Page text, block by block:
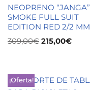
NEOPRENO “JANGA”
SMOKE FULL SUIT
EDITION RED 2/2 MM
309,00€ 215,00€
¡Oferta!